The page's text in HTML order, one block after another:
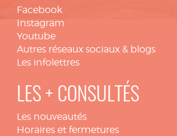
Facebook
Instagram
Youtube
Autres réseaux sociaux & blogs
Les infolettres
LES + CONSULTÉS
Les nouveautés
Horaires et fermetures